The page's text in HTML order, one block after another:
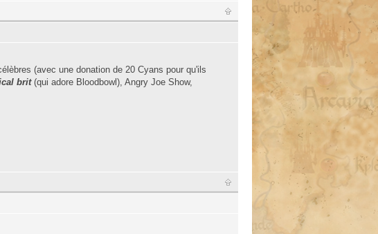
(avec une donation de 20 Cyans pour qu'ils
brit(qui adore Bloodbowl), Angry Joe Show,